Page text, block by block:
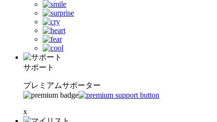
サポート
プレミアムサポーター
x